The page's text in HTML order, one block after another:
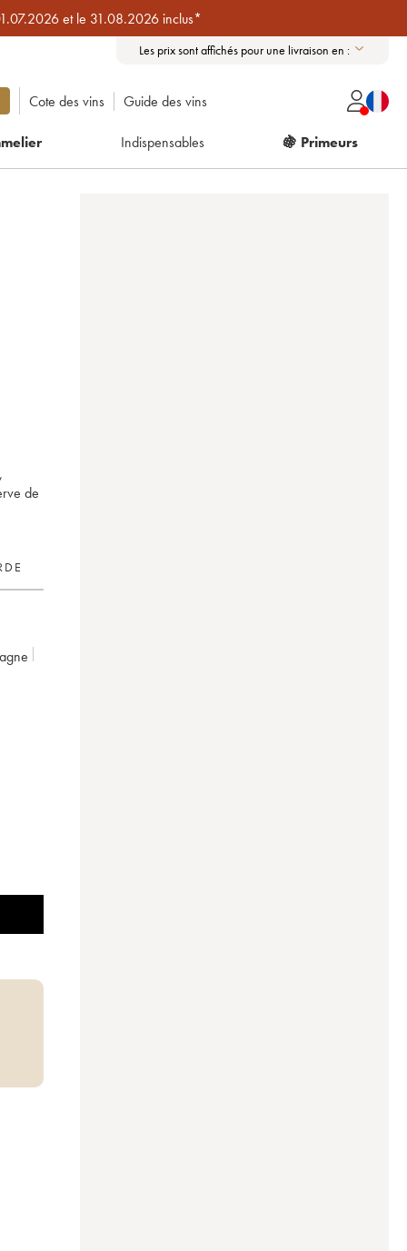
et le 31.08.2026 inclus*
Les prix sont affichés pour une livraison en :
Cote des vins Guide des vins
Indispensables 🍇 Primeurs
de